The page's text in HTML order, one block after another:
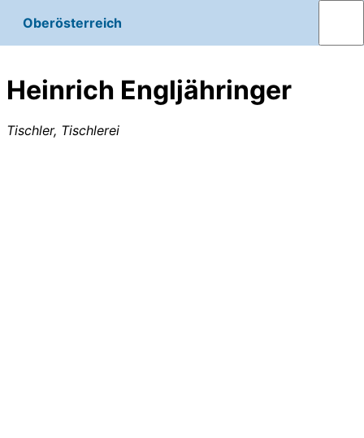
Oberösterreich
Heinrich Engljähringer
Tischler, Tischlerei